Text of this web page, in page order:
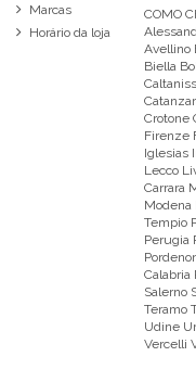
Marcas
Horário da loja
COMO
Avellino
Biella
Crotone
Firenze
Iglesias
Lecco
Carrara
Modena
Tempio
Perugia
Calabria
Salerno
Teramo
Udine
Vercelli